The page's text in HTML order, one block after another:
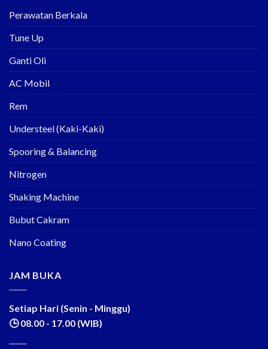
Perawatan Berkala
Tune Up
Ganti Oli
AC Mobil
Rem
Understeel (Kaki-Kaki)
Spooring & Balancing
Nitrogen
Shaking Machine
Bubut Cakram
Nano Coating
JAM BUKA
Setiap Hari (Senin - Minggu)
🕒 08.00 - 17.00 (WIB)